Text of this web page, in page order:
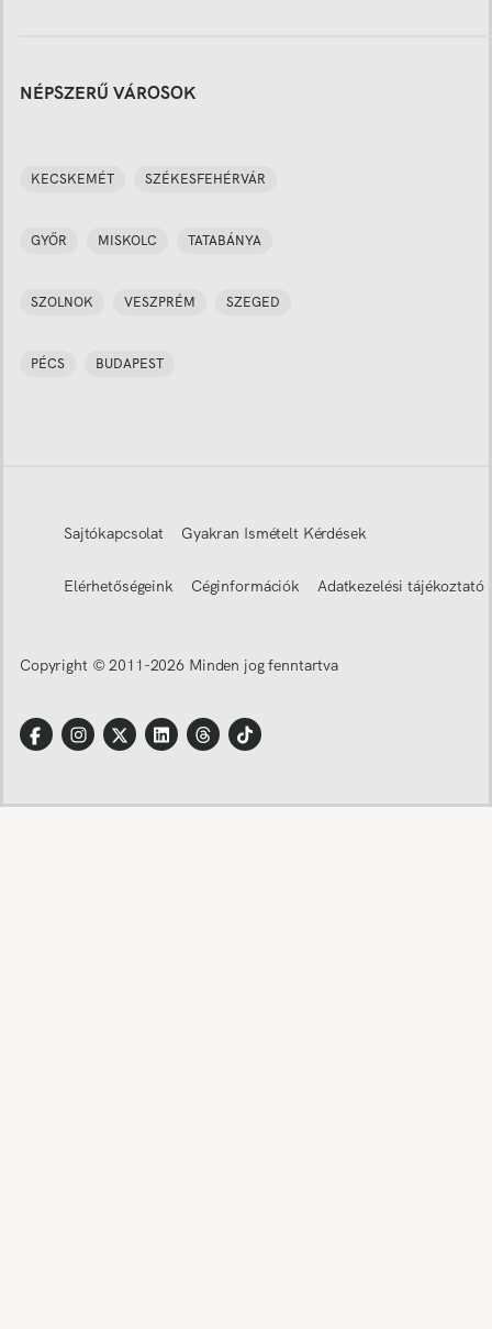
NÉPSZERŰ VÁROSOK
KECSKEMÉT SZÉKESFEHÉRVÁR
GYŐR MISKOLC TATABÁNYA
SZOLNOK VESZPRÉM SZEGED
PÉCS BUDAPEST
Sajtókapcsolat Gyakran Ismételt Kérdések
Elérhetőségeink Céginformációk Adatkezelési tájékoztató
Copyright © 2011-2026 Minden jog fenntartva